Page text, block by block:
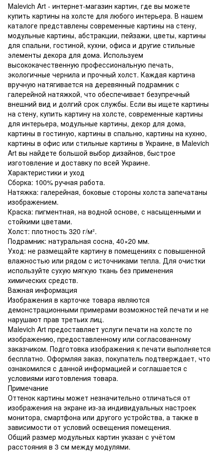
Malevich Art - интернет-магазин картин, где вы можете
купить картины на холсте для любого интерьера. В нашем
каталоге представлены современные картины на стену,
модульные картины, абстракции, пейзажи, цветы, картины
для спальни, гостиной, кухни, офиса и другие стильные
элементы декора для дома. Используем
высококачественную профессиональную печать,
экологичные чернила и прочный холст. Каждая картина
вручную натягивается на деревянный подрамник с
галерейной натяжкой, что обеспечивает безупречный
внешний вид и долгий срок службы. Если вы ищете картины
на стену, купить картину на холсте, современные картины
для интерьера, модульные картины, декор для дома,
картины в гостиную, картины в спальню, картины на кухню,
картины в офис или стильные картины в Украине, в Malevich
Art вы найдете большой выбор дизайнов, быстрое
изготовление и доставку по всей Украине.
Характеристики и уход
Сборка: 100% ручная работа.
Натяжка: галерейная, боковые стороны холста запечатаны
изображением.
Краска: пигментная, на водной основе, с насыщенными и
стойкими цветами.
Холст: плотность 320 г/м².
Подрамник: натуральная сосна, 40×20 мм.
Уход: не размещайте картину в помещениях с повышенной
влажностью или рядом с источниками тепла. Для очистки
используйте сухую мягкую ткань без применения
химических средств.
Важная информация
Изображения в карточке товара являются
демонстрационными примерами возможностей печати и не
нарушают прав третьих лиц.
Malevich Art предоставляет услуги печати на холсте по
изображению, предоставленному или согласованному
заказчиком. Подготовка изображения к печати выполняется
бесплатно. Оформляя заказ, покупатель подтверждает, что
ознакомился с данной информацией и соглашается с
условиями изготовления товара.
Примечание
Оттенок картины может незначительно отличаться от
изображения на экране из-за индивидуальных настроек
монитора, смартфона или другого устройства, а также в
зависимости от условий освещения помещения.
Общий размер модульных картин указан с учётом
расстояния в 3 см между модулями.